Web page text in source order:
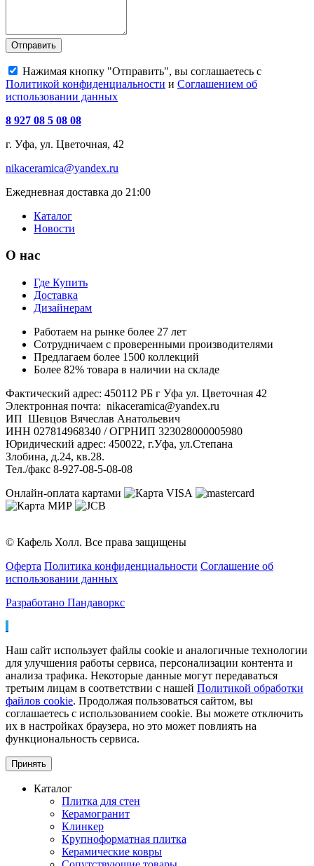
Отправить
Нажимая кнопку "Отправить", вы соглашаетесь с
Политикой конфиденциальности и Соглашением об
использовании данных
8 927 08 5 08 08
г. Уфа, ул. Цветочная, 42
nikaceramica@yandex.ru
Ежедневная доставка до 21:00
Каталог
Новости
О нас
Где Купить
Доставка
Дизайнерам
Работаем на рынке более 27 лет
Сотрудничаем с проверенными производителями
Предлагаем более 1500 коллекций
Более 82% товара в наличии на складе
Фактический адрес: 450112 РБ г Уфа ул. Цветочная 42
Электронная почта: nikaceramica@yandex.ru
ИП Шевцов Вячеслав Анатольевич
ИНН 027814968340 / ОГРНИП 323028000005980
Юридический адрес: 450022, г.Уфа, ул.Степана
Злобина, д.24, кв.28.
Тел./факс 8-927-08-5-08-08
Онлайн-оплата картами
© Кафель Холл. Все права защищены
Оферта Политика конфиденциальности Соглашение об
использовании данных
Разработано Пандаворкс
Наш сайт использует файлы cookie и аналогичные технологии
для улучшения работы сервиса, персонализации контента и
анализа трафика. Некоторые данные могут передаваться
третьим лицам в соответствии с нашей Политикой обработки
файлов cookie. Продолжая пользоваться сайтом, вы
соглашаетесь с использованием cookie. Вы можете отключить
их в настройках браузера, но это может повлиять на
функциональность сервиса.
Принять
Каталог
Плитка для стен
Керамогранит
Клинкер
Крупноформатная плитка
Керамические ковры